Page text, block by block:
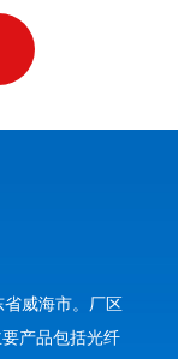
威海市。厂区
产品包括光纤